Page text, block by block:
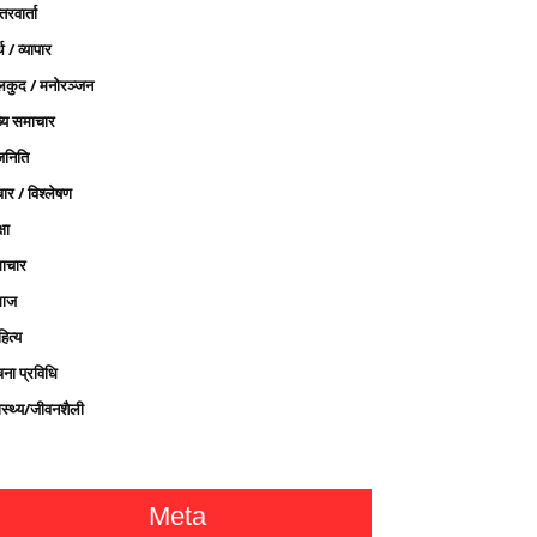
/ व्यापार
/ मनोरञ्जन
समाचार
/ विश्लेषण
प्रविधि
जीवनशैली
Meta